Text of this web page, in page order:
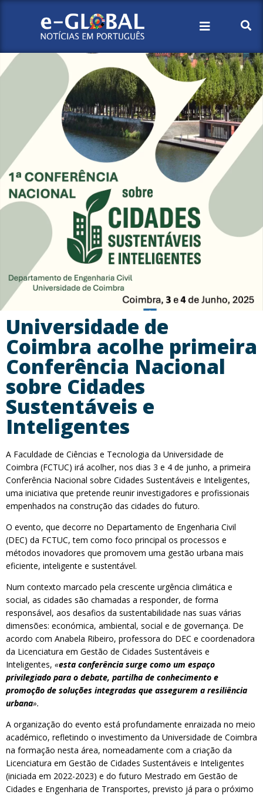
Universidade de
Coimbra acolhe primeira
Conferência Nacional
sobre Cidades
Sustentáveis e
Inteligentes
A Faculdade de Ciências e Tecnologia da Universidade de
Coimbra (FCTUC) irá acolher, nos dias 3 e 4 de junho, a primeira
Conferência Nacional sobre Cidades Sustentáveis e Inteligentes,
uma iniciativa que pretende reunir investigadores e profissionais
empenhados na construção das cidades do futuro.
O evento, que decorre no Departamento de Engenharia Civil
(DEC) da FCTUC, tem como foco principal os processos e
métodos inovadores que promovem uma gestão urbana mais
eficiente, inteligente e sustentável.
Num contexto marcado pela crescente urgência climática e
social, as cidades são chamadas a responder, de forma
responsável, aos desafios da sustentabilidade nas suas várias
dimensões: económica, ambiental, social e de governança. De
acordo com Anabela Ribeiro, professora do DEC e coordenadora
da Licenciatura em Gestão de Cidades Sustentáveis e
Inteligentes, «esta conferência surge como um espaço
privilegiado para o debate, partilha de conhecimento e
promoção de soluções integradas que assegurem a resiliência
urbana».
A organização do evento está profundamente enraizada no meio
académico, refletindo o investimento da Universidade de Coimbra
na formação nesta área, nomeadamente com a criação da
Licenciatura em Gestão de Cidades Sustentáveis e Inteligentes
(iniciada em 2022-2023) e do futuro Mestrado em Gestão de
Cidades e Engenharia de Transportes, previsto já para o próximo